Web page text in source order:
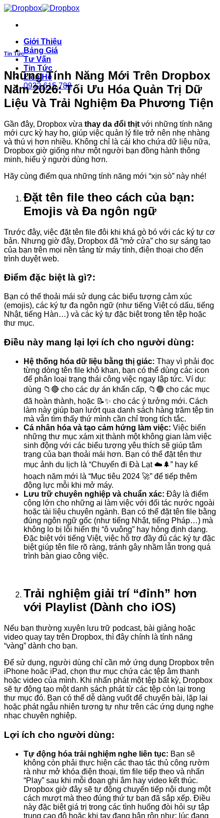
Skip
content
Giới Thiệu
Bảng Giá
Tư Vấn
Tin Tức
Liên Hệ
0932.615.788
Tin Tức
Những Tính Năng Mới Trên Dropbox
Năm 2026: Tối Ưu Hóa Quản Trị Dữ
Liệu Và Trải Nghiệm Đa Phương Tiện
Gần đây, Dropbox vừa thay da đổi thịt với những tính năng
mới cực kỳ hay ho, giúp việc quản lý file trở nên nhẹ nhàng
và thú vị hơn nhiều. Không chỉ là cái kho chứa dữ liệu nữa,
Dropbox giờ giống như một người bạn đồng hành thông
minh, hiểu ý người dùng hơn.
Hãy cùng điểm qua những tính năng mới “xịn sò” này nhé!
Đặt tên file theo cách của bạn:
Emojis và Đa ngôn ngữ
Trước đây, việc đặt tên file đôi khi khá gò bó với các ký tự cơ
bản. Nhưng giờ đây, Dropbox đã “mở cửa” cho sự sáng tạo
của bạn trên mọi nền tảng từ máy tính, điện thoại cho đến
trình duyệt web.
Điểm đặc biệt là gì?:
Bạn có thể thoải mái sử dụng các biểu tượng cảm xúc
(emojis), các ký tự đa ngôn ngữ (như tiếng Việt có dấu, tiếng
Nhật, tiếng Hàn…) và các ký tự đặc biệt trong tên tệp hoặc
thư mục.
Điều này mang lại lợi ích cho người dùng:
Hệ thống hóa dữ liệu bằng thị giác: Thay vì phải đọc
từng dòng tên file khô khan, bạn có thể dùng các icon
để phân loại trạng thái công việc ngay lập tức. Ví dụ:
dùng 📁🔴 cho các dự án khẩn cấp, 📁🟢 cho các mục
đã hoàn thành, hoặc 📝✨ cho các ý tưởng mới. Cách
làm này giúp bạn lướt qua danh sách hàng trăm tệp tin
mà vẫn tìm thấy thứ mình cần chỉ trong tích tắc.
Cá nhân hóa và tạo cảm hứng làm việc: Việc biến
những thư mục xám xịt thành một không gian làm việc
sinh động với các biểu tượng yêu thích sẽ giúp tâm
trạng của bạn thoải mái hơn. Bạn có thể đặt tên thư
mục ảnh du lịch là “Chuyến đi Đà Lạt ☁️🌲” hay kế
hoạch năm mới là “Mục tiêu 2024 🚀” để tiếp thêm
động lực mỗi khi mở máy.
Lưu trữ chuyên nghiệp và chuẩn xác: Đây là điểm
cộng lớn cho những ai làm việc với đối tác nước ngoài
hoặc tài liệu chuyên ngành. Bạn có thể đặt tên file bằng
đúng ngôn ngữ gốc (như tiếng Nhật, tiếng Pháp…) mà
không lo bị lỗi hiển thị “ô vuông” hay hỏng định dạng.
Đặc biệt với tiếng Việt, việc hỗ trợ đầy đủ các ký tự đặc
biệt giúp tên file rõ ràng, tránh gây nhầm lẫn trong quá
trình bàn giao công việc.
Trải nghiệm giải trí “đỉnh” hơn
với Playlist (Dành cho iOS)
Nếu bạn thường xuyên lưu trữ podcast, bài giảng hoặc
video quay tay trên Dropbox, thì đây chính là tính năng
“vàng” dành cho bạn.
Để sử dụng, người dùng chỉ cần mở ứng dụng Dropbox trên
iPhone hoặc iPad, chọn thư mục chứa các tệp âm thanh
hoặc video của mình. Khi nhấn phát một tệp bất kỳ, Dropbox
sẽ tự động tạo một danh sách phát từ các tệp còn lại trong
thư mục đó. Bạn có thể dễ dàng vuốt để chuyển bài, lặp lại
hoặc phát ngẫu nhiên tương tự như trên các ứng dụng nghe
nhạc chuyên nghiệp.
Lợi ích cho người dùng:
Tự động hóa trải nghiệm nghe liên tục: Bạn sẽ
không còn phải thực hiện các thao tác thủ công rườm
rà như mở khóa điện thoại, tìm file tiếp theo và nhấn
“Play” sau khi mỗi đoạn ghi âm hay video kết thúc.
Dropbox giờ đây sẽ tự động chuyển tiếp nội dung một
cách mượt mà theo đúng thứ tự bạn đã sắp xếp. Điều
này đặc biệt giá trị trong các tình huống đòi hỏi sự tập
trung cao độ hoặc khi tay đang bận rộn như: lúc đang